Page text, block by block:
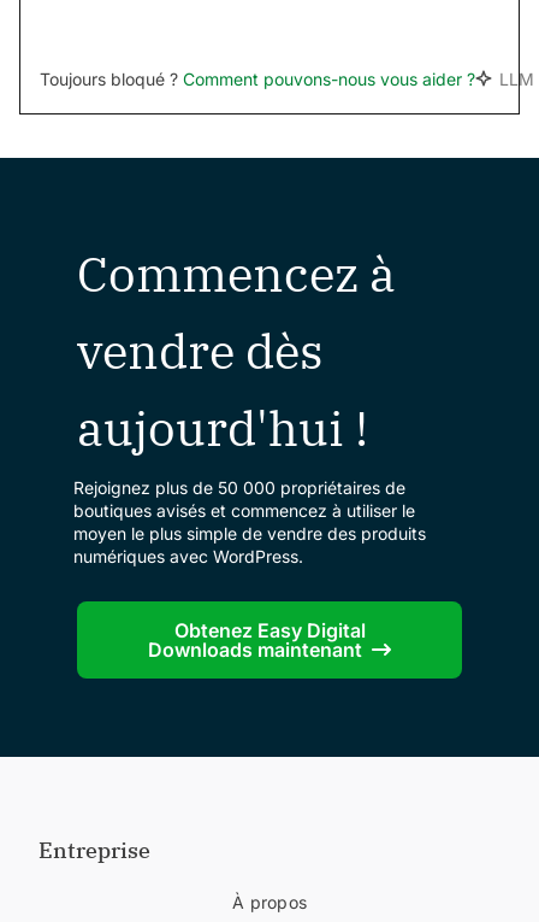
Toujours bloqué ? Comment pouvons-nous vous aider ? LLM
Commencez à
vendre dès
aujourd'hui !
Rejoignez plus de 50 000 propriétaires de
boutiques avisés et commencez à utiliser le
moyen le plus simple de vendre des produits
numériques avec WordPress.
Obtenez Easy Digital
Downloads maintenant
Entreprise
À propos